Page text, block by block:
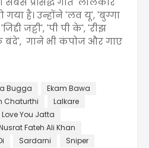
है। उन्होंने 'लव यू', 'बुग्गा
जट्टी', 'पी पी के', 'रीझ
बंदे', गाने भी कंपोज और गाए
Bugga
Ekam Bawa
Chaturthi
Lalkare
Love You Jatta
Fateh Ali Khan
Sardarni
Sniper